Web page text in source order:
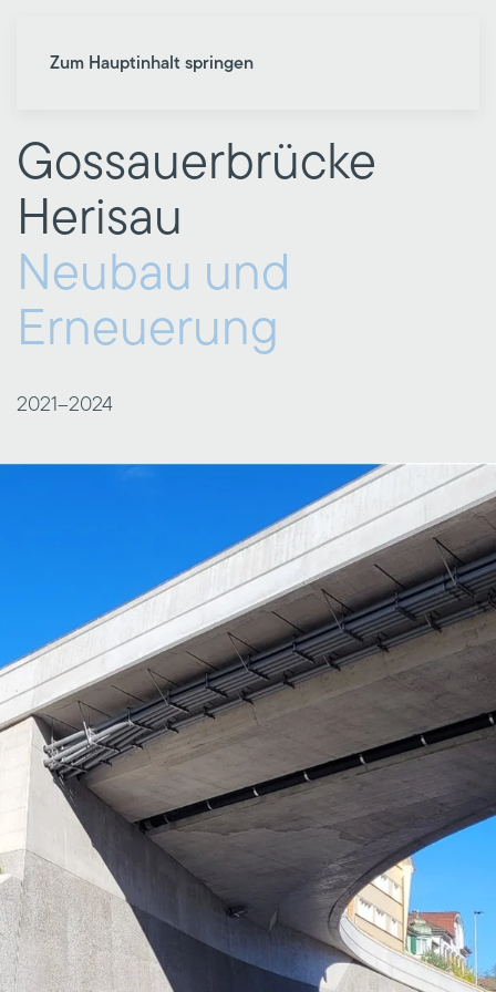
Zum Hauptinhalt springen
Gossauerbrücke
Herisau
Neubau und
Erneuerung
2021–2024